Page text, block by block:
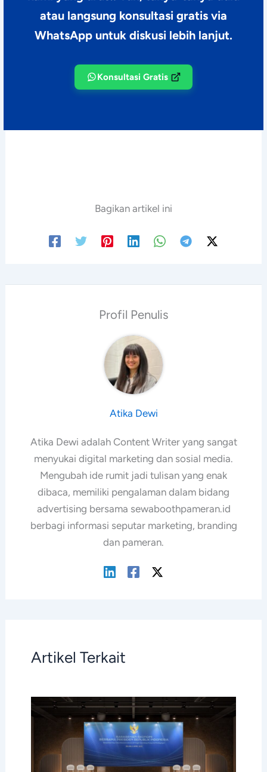
atau langsung konsultasi gratis via
WhatsApp untuk diskusi lebih lanjut.
Konsultasi Gratis
Bagikan artikel ini
Atika Dewi
Atika Dewi adalah Content Writer yang sangat
menyukai digital marketing dan sosial media.
Mengubah ide rumit jadi tulisan yang enak
dibaca, memiliki pengalaman dalam bidang
advertising bersama sewaboothpameran.id
berbagi informasi seputar marketing, branding
dan pameran.
Artikel Terkait